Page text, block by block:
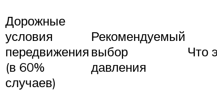
Дорожные
условия
передвижения
(в 60%
случаев)
Рекомендуемый
выбор
давления
Что